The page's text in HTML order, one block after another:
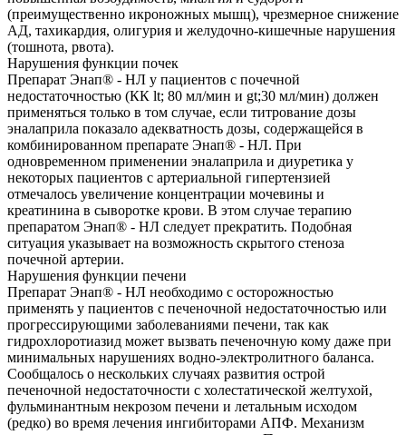
(преимущественно икроножных мышц), чрезмерное снижение
АД, тахикардия, олигурия и желудочно-кишечные нарушения
(тошнота, рвота).
Нарушения функции почек
Препарат Энап® - НЛ у пациентов с почечной
недостаточностью (КК lt; 80 мл/мин и gt;30 мл/мин) должен
применяться только в том случае, если титрование дозы
эналаприла показало адекватность дозы, содержащейся в
комбинированном препарате Энап® - НЛ. При
одновременном применении эналаприла и диуретика у
некоторых пациентов с артериальной гипертензией
отмечалось увеличение концентрации мочевины и
креатинина в сыворотке крови. В этом случае терапию
препаратом Энап® - НЛ следует прекратить. Подобная
ситуация указывает на возможность скрытого стеноза
почечной артерии.
Нарушения функции печени
Препарат Энап® - НЛ необходимо с осторожностью
применять у пациентов с печеночной недостаточностью или
прогрессирующими заболеваниями печени, так как
гидрохлоротиазид может вызвать печеночную кому даже при
минимальных нарушениях водно-электролитного баланса.
Сообщалось о нескольких случаях развития острой
печеночной недостаточности с холестатической желтухой,
фульминантным некрозом печени и летальным исходом
(редко) во время лечения ингибиторами АПФ. Механизм